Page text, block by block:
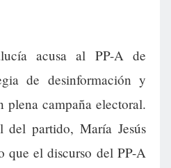
acusa al PP-A de
de desinformación y
plena campaña electoral.
del partido, María Jesús
que el discurso del PP-A